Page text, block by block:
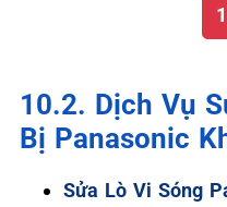
1
10.2. Dịch Vụ
Bị Panasonic
Sửa Lò Vi Sóng